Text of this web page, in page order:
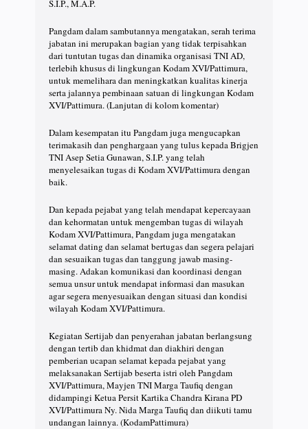
S.I.P., M.A.P.
Pangdam dalam sambutannya mengatakan, serah terima
jabatan ini merupakan bagian yang tidak terpisahkan
dari tuntutan tugas dan dinamika organisasi TNI AD,
terlebih khusus di lingkungan Kodam XVI/Pattimura,
untuk memelihara dan meningkatkan kualitas kinerja
serta jalannya pembinaan satuan di lingkungan Kodam
XVI/Pattimura. (Lanjutan di kolom komentar)
Dalam kesempatan itu Pangdam juga mengucapkan
terimakasih dan penghargaan yang tulus kepada Brigjen
TNI Asep Setia Gunawan, S.I.P. yang telah
menyelesaikan tugas di Kodam XVI/Pattimura dengan
baik.
Dan kepada pejabat yang telah mendapat kepercayaan
dan kehormatan untuk mengemban tugas di wilayah
Kodam XVI/Pattimura, Pangdam juga mengatakan
selamat dating dan selamat bertugas dan segera pelajari
dan sesuaikan tugas dan tanggung jawab masing-
masing. Adakan komunikasi dan koordinasi dengan
semua unsur untuk mendapat informasi dan masukan
agar segera menyesuaikan dengan situasi dan kondisi
wilayah Kodam XVI/Pattimura.
Kegiatan Sertijab dan penyerahan jabatan berlangsung
dengan tertib dan khidmat dan diakhiri dengan
pemberian ucapan selamat kepada pejabat yang
melaksanakan Sertijab beserta istri oleh Pangdam
XVI/Pattimura, Mayjen TNI Marga Taufiq dengan
didampingi Ketua Persit Kartika Chandra Kirana PD
XVI/Pattimura Ny. Nida Marga Taufiq dan diikuti tamu
undangan lainnya. (KodamPattimura)